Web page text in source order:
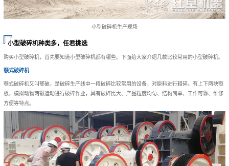
小型破碎机生产现场
小型破碎机种类多，任君挑选
购买小型破碎机，首先要知道小型破碎机都有哪些。下面给大家介绍几款比较常用的小型破碎机。
颚式破碎机
颚式破碎机又叫鄂破，是破碎生产线中一段破碎比较常用的设备，对原料进行粗碎。有上下两块颚
板，模拟动物两颚运动进行破碎作业，具有破碎比大、产品粒度均匀、结构简单、工作可靠、维修
方便等特点。